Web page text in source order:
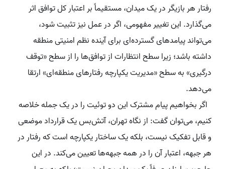
رفتار هر بازیگر در یک میدان، مستقیماً بر اعتبار کل توافق اثر
می‌گذارد. این تغییر مفهومی، اگر در عمل نیز تثبیت شود،
می‌تواند پیامدهای گسترده‌ای برای آینده نظم امنیتی منطقه
داشته باشد؛ زیرا سطح انتظارات از توافق‌ها را از سطح «توقف
درگیری» به سطح «مدیریت یکپارچه رفتارهای منطقه‌ای» ارتقا
می‌دهد.
اگر بخواهیم پیام مشترک این دو توئیت را در یک جمله خلاصه
کنیم، می‌توان گفت: از نگاه تهران، آتش‌بس یک قرارداد موضعی
و قابل تفکیک نیست، بلکه یک ساختار یکپارچه است که رفتار در
هر جبهه، اعتبار آن را در همه جبهه‌ها تعیین می‌کند. در این